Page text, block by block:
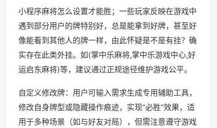
小程序麻将怎么设置才能胜；一些玩家反映在游戏中
遇到部分用户的牌特别好，总是能拿到好牌，甚至好
像能看到其他人的牌一样，由此怀疑是不是有挂？确
实存在此类外挂。如(掌中乐麻将,掌中乐游戏中心,好
运启东麻将)等，建议通过正规途径维护游戏公平。
自定义修改牌：用户可输入需求生成专用辅助工具，
修改自身牌型或隐藏操作痕迹，实现“必胜”效果，适
用于多种场景（如与好友对局），但需注意遵守游戏